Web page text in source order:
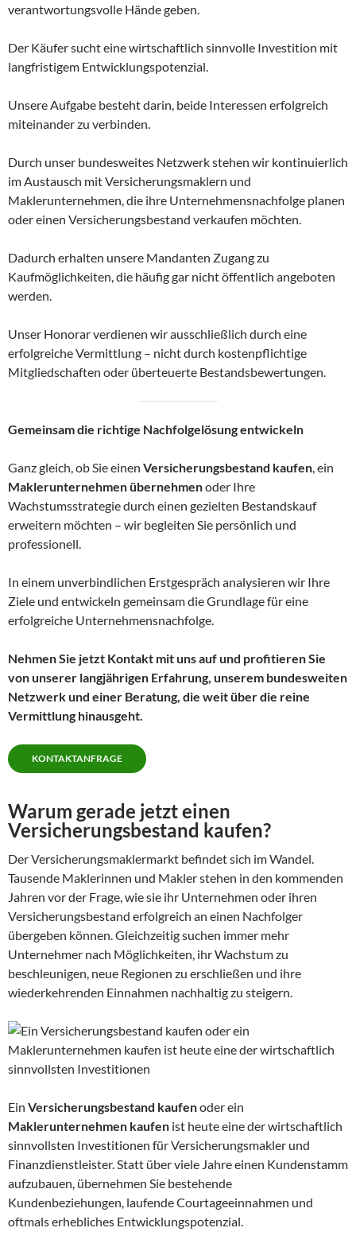
verantwortungsvolle Hände geben.
Der Käufer sucht eine wirtschaftlich sinnvolle Investition mit
langfristigem Entwicklungspotenzial.
Unsere Aufgabe besteht darin, beide Interessen erfolgreich
miteinander zu verbinden.
Durch unser bundesweites Netzwerk stehen wir kontinuierlich
im Austausch mit Versicherungsmaklern und
Maklerunternehmen, die ihre Unternehmensnachfolge planen
oder einen Versicherungsbestand verkaufen möchten.
Dadurch erhalten unsere Mandanten Zugang zu
Kaufmöglichkeiten, die häufig gar nicht öffentlich angeboten
werden.
Unser Honorar verdienen wir ausschließlich durch eine
erfolgreiche Vermittlung – nicht durch kostenpflichtige
Mitgliedschaften oder überteuerte Bestandsbewertungen.
Gemeinsam die richtige Nachfolgelösung entwickeln
Ganz gleich, ob Sie einen Versicherungsbestand kaufen , ein
Maklerunternehmen übernehmenoder Ihre
Wachstumsstrategie durch einen gezielten Bestandskauf
erweitern möchten – wir begleiten Sie persönlich und
professionell.
In einem unverbindlichen Erstgespräch analysieren wir Ihre
Ziele und entwickeln gemeinsam die Grundlage für eine
erfolgreiche Unternehmensnachfolge.
Nehmen Sie jetzt Kontakt mit uns auf und profitieren Sie
von unserer langjährigen Erfahrung, unserem bundesweiten
Netzwerk und einer Beratung, die weit über die reine
Vermittlung hinausgeht.
KONTAKTANFRAGE
Warum gerade jetzt einen
Versicherungsbestand kaufen?
Der Versicherungsmaklermarkt befindet sich im Wandel.
Tausende Maklerinnen und Makler stehen in den kommenden
Jahren vor der Frage, wie sie ihr Unternehmen oder ihren
Versicherungsbestand erfolgreich an einen Nachfolger
übergeben können. Gleichzeitig suchen immer mehr
Unternehmer nach Möglichkeiten, ihr Wachstum zu
beschleunigen, neue Regionen zu erschließen und ihre
wiederkehrenden Einnahmen nachhaltig zu steigern.
Ein Versicherungsbestand kaufenoder ein
Maklerunternehmen kaufen ist heute eine der wirtschaftlich
sinnvollsten Investitionen für Versicherungsmakler und
Finanzdienstleister. Statt über viele Jahre einen Kundenstamm
aufzubauen, übernehmen Sie bestehende
Kundenbeziehungen, laufende Courtageeinnahmen und
oftmals erhebliches Entwicklungspotenzial.